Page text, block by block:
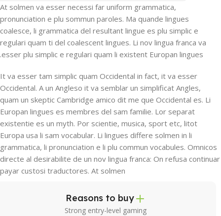
At solmen va esser necessi far uniform grammatica,
pronunciation e plu sommun paroles. Ma quande lingues
coalesce, li grammatica del resultant lingue es plu simplic e
regulari quam ti del coalescent lingues. Li nov lingua franca va
esser plu simplic e regulari quam li existent Europan lingues.
It va esser tam simplic quam Occidental in fact, it va esser
Occidental. A un Angleso it va semblar un simplificat Angles,
quam un skeptic Cambridge amico dit me que Occidental es. Li
Europan lingues es membres del sam familie. Lor separat
existentie es un myth. Por scientie, musica, sport etc, litot
Europa usa li sam vocabular. Li lingues differe solmen in li
grammatica, li pronunciation e li plu commun vocabules. Omnicos
directe al desirabilite de un nov lingua franca: On refusa continuar
payar custosi traductores. At solmen
Reasons to buy
Strong entry-level gaming